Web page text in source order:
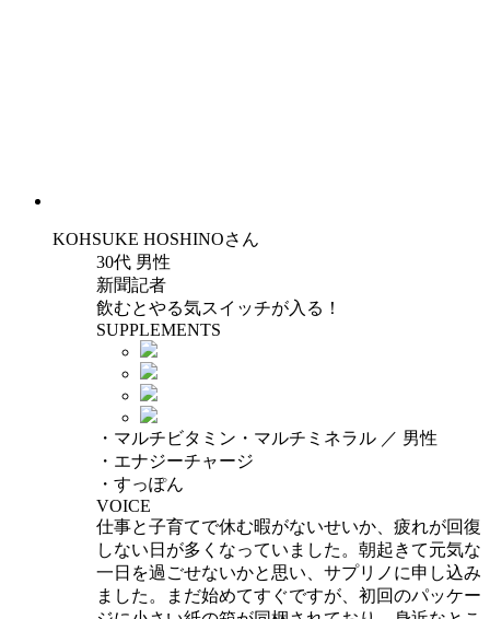
KOHSUKE HOSHINOさん
30代 男性
新聞記者
飲むとやる気スイッチが入る！
SUPPLEMENTS
・マルチビタミン・マルチミネラル ／ 男性
・エナジーチャージ
・すっぽん
VOICE
仕事と子育てで休む暇がないせいか、疲れが回復
しない日が多くなっていました。朝起きて元気な
一日を過ごせないかと思い、サプリノに申し込み
ました。まだ始めてすぐですが、初回のパッケー